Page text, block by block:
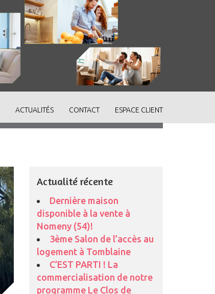
ACTUALITÉS CONTACT ESPACE CLIENT
Actualité récente
Dernière maison
disponible à la vente à
Nomeny (54)!
3ème Salon de l’accès au
logement à Tomblaine
C’EST PARTI ! La
commercialisation de notre
programme Le Clos de